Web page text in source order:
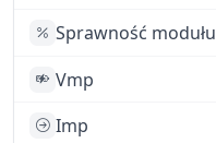
Sprawność modułu
Vmp
Imp